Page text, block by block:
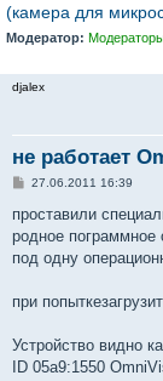
(камера для
Модератор:
djalex
не работает
С
о
щ
е
н
е
27.06.2011 16:39
проставили
родное пограммное
под одну
при
Устройство видно
ID 05a9:1550